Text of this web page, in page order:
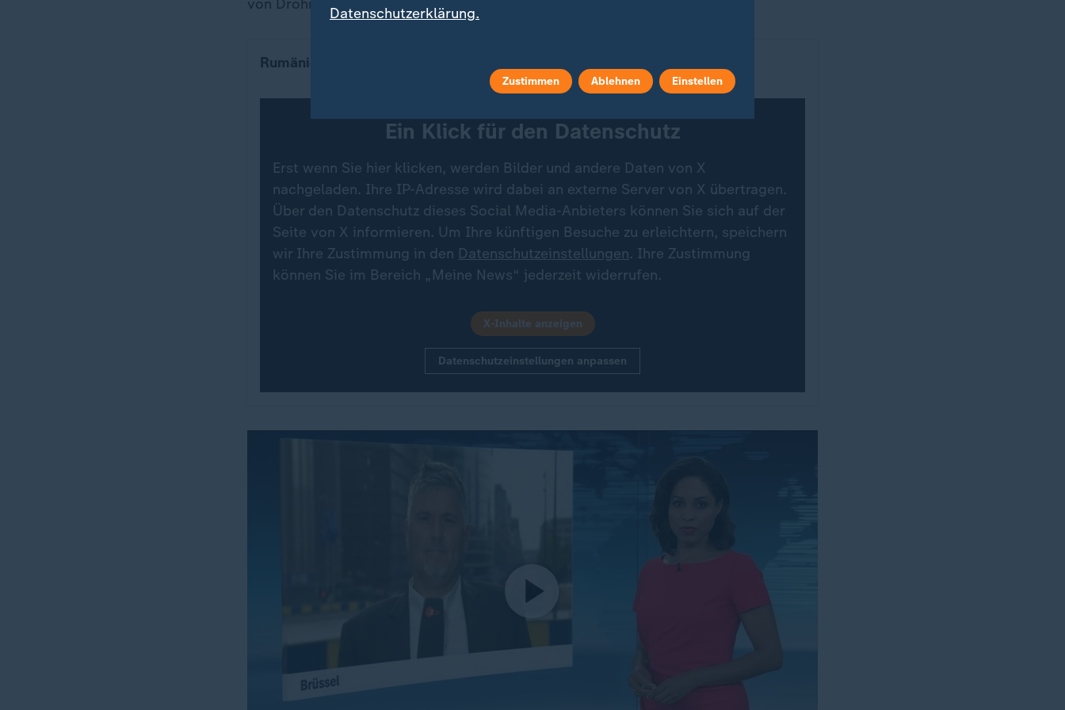
von Drohnenabwehrsystemen nach Rumänien zu beschleunigen.
Rumäniens Außenministerin Oana Toiu auf X
Ein Klick für den Datenschutz
Erst wenn Sie hier klicken, werden Bilder und andere Daten von X
nachgeladen. Ihre IP-Adresse wird dabei an externe Server von X übertragen.
Über den Datenschutz dieses Social Media-Anbieters können Sie sich auf der
Seite von X informieren. Um Ihre künftigen Besuche zu erleichtern, speichern
wir Ihre Zustimmung in den Datenschutzeinstellungen. Ihre Zustimmung
können Sie im Bereich „Meine News“ jederzeit widerrufen.
X-Inhalte anzeigen
Datenschutzeinstellungen anpassen
Datenschutzerklärung.
Zustimmen Ablehnen Einstellen